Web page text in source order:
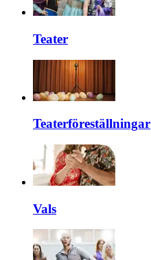
Teater
Teaterföreställningar
Vals